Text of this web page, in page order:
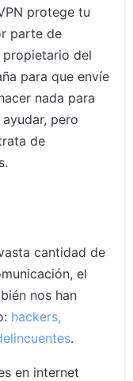
protege tu
parte de
propietario del
para que envíe
nada para
pero
de
cantidad de
el
nos han
hackers,
.
en internet